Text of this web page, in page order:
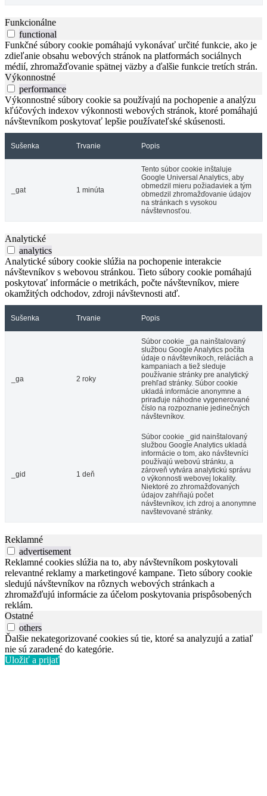
Funkcionálne
functional
Funkčné súbory cookie pomáhajú vykonávať určité funkcie, ako je
zdieľanie obsahu webových stránok na platformách sociálnych
médií, zhromažďovanie spätnej väzby a ďalšie funkcie tretích strán.
Výkonnostné
performance
Výkonnostné súbory cookie sa používajú na pochopenie a analýzu
kľúčových indexov výkonnosti webových stránok, ktoré pomáhajú
návštevníkom poskytovať lepšie používateľské skúsenosti.
Sušenka Trvanie Popis
_gat 1 minúta
Tento súbor cookie inštaluje
Google Universal Analytics, aby
obmedzil mieru požiadaviek a tým
obmedzil zhromažďovanie údajov
na stránkach s vysokou
návštevnosťou.
Analytické
analytics
Analytické súbory cookie slúžia na pochopenie interakcie
návštevníkov s webovou stránkou. Tieto súbory cookie pomáhajú
poskytovať informácie o metrikách, počte návštevníkov, miere
okamžitých odchodov, zdroji návštevnosti atď.
Sušenka Trvanie Popis
_ga 2 roky
Súbor cookie _ga nainštalovaný
službou Google Analytics počíta
údaje o návštevníkoch, reláciách a
kampaniach a tiež sleduje
používanie stránky pre analytický
prehľad stránky. Súbor cookie
ukladá informácie anonymne a
priraďuje náhodne vygenerované
číslo na rozpoznanie jedinečných
návštevníkov.
_gid 1 deň
Súbor cookie _gid nainštalovaný
službou Google Analytics ukladá
informácie o tom, ako návštevníci
používajú webovú stránku, a
zároveň vytvára analytickú správu
o výkonnosti webovej lokality.
Niektoré zo zhromažďovaných
údajov zahŕňajú počet
návštevníkov, ich zdroj a anonymne
navštevované stránky.
Reklamné
advertisement
Reklamné cookies slúžia na to, aby návštevníkom poskytovali
relevantné reklamy a marketingové kampane. Tieto súbory cookie
sledujú návštevníkov na rôznych webových stránkach a
zhromažďujú informácie za účelom poskytovania prispôsobených
reklám.
Ostatné
others
Ďalšie nekategorizované cookies sú tie, ktoré sa analyzujú a zatiaľ
nie sú zaradené do kategórie.
Uložiť a prijať